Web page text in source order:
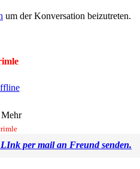
um der Konversation beizutreten.
Mehr
per mail an Freund senden.